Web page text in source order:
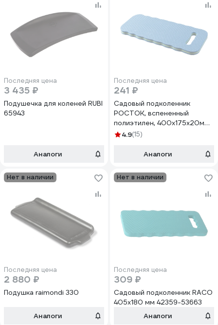
Последняя цена
3 435 ₽
Подушечка для коленей RUBI
65943
Аналоги
Последняя цена
241 ₽
Садовый подколенник
РОСТОК, вспененный
полиэтилен, 400х175х20мм
422050
4.9(15)
Аналоги
Нет в наличии
Последняя цена
2 880 ₽
Подушка raimondi 330
Аналоги
Нет в наличии
Последняя цена
309 ₽
Садовый подколенник RACO
405x180 мм 42359-53663
Аналоги